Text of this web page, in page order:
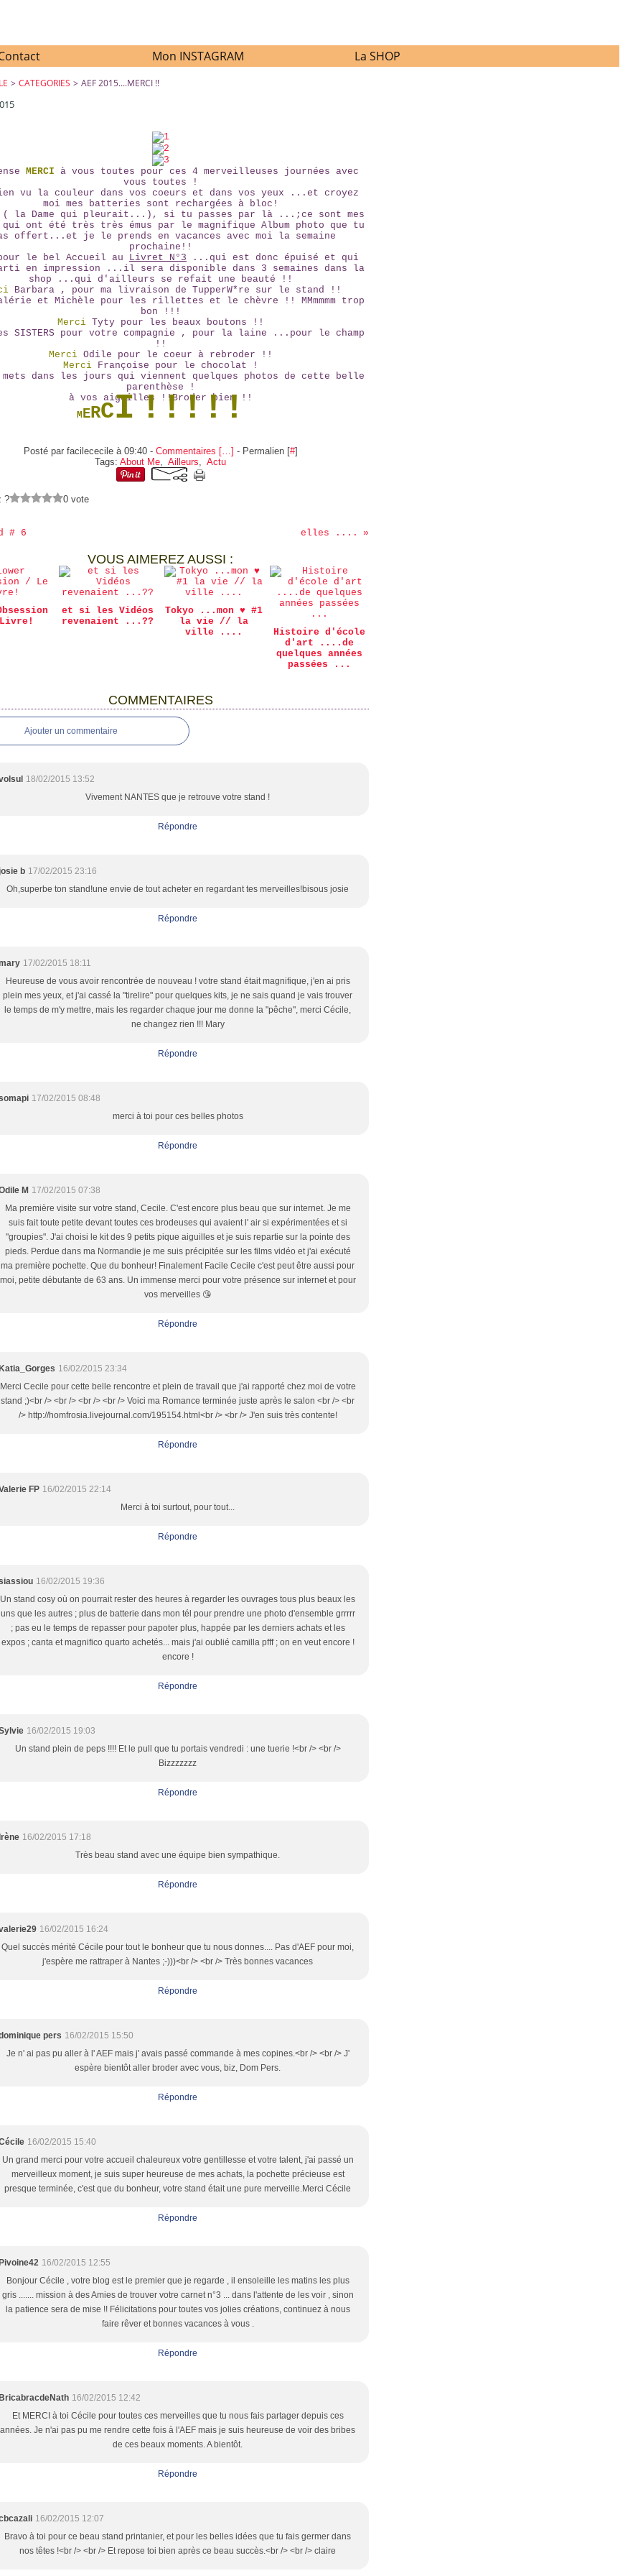
Mon INSTAGRAM La SHOP
> CATEGORIES > AEF 2015....MERCI !!
MERCI à vous toutes pour ces 4 merveilleuses journées avec
vous toutes !
vu la couleur dans vos coeurs et dans vos yeux ...et croyez
moi mes batteries sont rechargées à bloc!
la Dame qui pleurait...), si tu passes par là ...;ce sont mes
ont été très très émus par le magnifique Album photo que tu
offert...et je le prends en vacances avec moi la semaine
prochaine!!
le bel Accueil au Livret N°3 ...qui est donc épuisé et qui
en impression ...il sera disponible dans 3 semaines dans la
shop ...qui d'ailleurs se refait une beauté !!
Barbara , pour ma livraison de TupperW*re sur le stand !!
et Michèle pour les rillettes et le chèvre !! MMmmmm trop
bon !!!
MerciTyty pour les beaux boutons !!
SISTERS pour votre compagnie , pour la laine ...pour le champ
!!
MerciOdile pour le coeur à rebroder !!
MerciFrançoise pour le chocolat !
mets dans les jours qui viennent quelques photos de cette belle
parenthèse !
à vos aiguilles !!Broder bien !!
MERCI!!!!!
Posté par facilececile à 09:40 - Commentaires […] - Permalien [#]
Tags:About Me,Ailleurs,Actu
? 0 vote
# 6 elles ....
VOUS AIMEREZ AUSSI :
et si les Vidéos
revenaient ...??
Tokyo ...mon ♥ #1
la vie // la
ville ....
Histoire d'école
d'art ....de
quelques années
passées ...
COMMENTAIRES
Ajouter un commentaire
18/02/2015 13:52
Vivement NANTES que je retrouve votre stand !
Répondre
b 17/02/2015 23:16
Oh,superbe ton stand!une envie de tout acheter en regardant tes merveilles!bisous josie
Répondre
17/02/2015 18:11
Heureuse de vous avoir rencontrée de nouveau ! votre stand était magnifique, j'en ai pris
plein mes yeux, et j'ai cassé la "tirelire" pour quelques kits, je ne sais quand je vais trouver
le temps de m'y mettre, mais les regarder chaque jour me donne la "pêche", merci Cécile,
ne changez rien !!! Mary
Répondre
17/02/2015 08:48
merci à toi pour ces belles photos
Répondre
M 17/02/2015 07:38
Ma première visite sur votre stand, Cecile. C'est encore plus beau que sur internet. Je me
suis fait toute petite devant toutes ces brodeuses qui avaient l' air si expérimentées et si
"groupies". J'ai choisi le kit des 9 petits pique aiguilles et je suis repartie sur la pointe des
pieds. Perdue dans ma Normandie je me suis précipitée sur les films vidéo et j'ai exécuté
ma première pochette. Que du bonheur! Finalement Facile Cecile c'est peut être aussi pour
moi, petite débutante de 63 ans. Un immense merci pour votre présence sur internet et pour
vos merveilles 😘
Répondre
16/02/2015 23:34
Merci Cecile pour cette belle rencontre et plein de travail que j'ai rapporté chez moi de votre
stand ;)<br /> <br /> <br /> <br /> Voici ma Romance terminée juste après le salon <br /> <br
/> http://homfrosia.livejournal.com/195154.html<br /> <br /> J'en suis très contente!
Répondre
FP 16/02/2015 22:14
Merci à toi surtout, pour tout...
Répondre
16/02/2015 19:36
Un stand cosy où on pourrait rester des heures à regarder les ouvrages tous plus beaux les
uns que les autres ; plus de batterie dans mon tél pour prendre une photo d'ensemble grrrrr
; pas eu le temps de repasser pour papoter plus, happée par les derniers achats et les
expos ; canta et magnifico quarto achetés... mais j'ai oublié camilla pfff ; on en veut encore !
encore !
Répondre
16/02/2015 19:03
Un stand plein de peps !!!! Et le pull que tu portais vendredi : une tuerie !<br /> <br />
Bizzzzzzz
Répondre
16/02/2015 17:18
Très beau stand avec une équipe bien sympathique.
Répondre
16/02/2015 16:24
Quel succès mérité Cécile pour tout le bonheur que tu nous donnes.... Pas d'AEF pour moi,
j'espère me rattraper à Nantes ;-)))<br /> <br /> Très bonnes vacances
Répondre
pers 16/02/2015 15:50
Je n' ai pas pu aller à l' AEF mais j' avais passé commande à mes copines.<br /> <br /> J'
espère bientôt aller broder avec vous, biz, Dom Pers.
Répondre
16/02/2015 15:40
Un grand merci pour votre accueil chaleureux votre gentillesse et votre talent, j'ai passé un
merveilleux moment, je suis super heureuse de mes achats, la pochette précieuse est
presque terminée, c'est que du bonheur, votre stand était une pure merveille.Merci Cécile
Répondre
16/02/2015 12:55
Bonjour Cécile , votre blog est le premier que je regarde , il ensoleille les matins les plus
gris ....... mission à des Amies de trouver votre carnet n°3 ... dans l'attente de les voir , sinon
la patience sera de mise !! Félicitations pour toutes vos jolies créations, continuez à nous
faire rêver et bonnes vacances à vous .
Répondre
16/02/2015 12:42
Et MERCI à toi Cécile pour toutes ces merveilles que tu nous fais partager depuis ces
années. Je n'ai pas pu me rendre cette fois à l'AEF mais je suis heureuse de voir des bribes
de ces beaux moments. A bientôt.
Répondre
16/02/2015 12:07
Bravo à toi pour ce beau stand printanier, et pour les belles idées que tu fais germer dans
nos têtes !<br /> <br /> Et repose toi bien après ce beau succès.<br /> <br /> claire